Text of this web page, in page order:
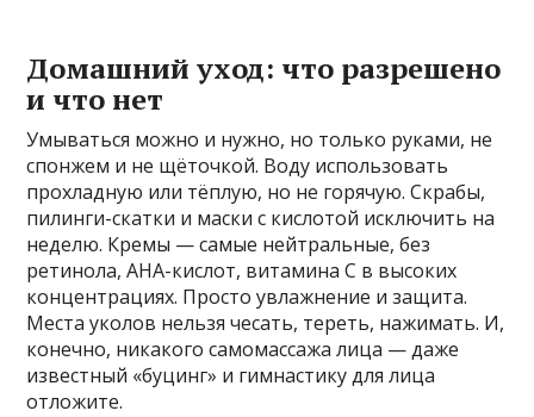
Домашний уход: что разрешено
и что нет
Умываться можно и нужно, но только руками, не
спонжем и не щёточкой. Воду использовать
прохладную или тёплую, но не горячую. Скрабы,
пилинги-скатки и маски с кислотой исключить на
неделю. Кремы — самые нейтральные, без
ретинола, AHA-кислот, витамина С в высоких
концентрациях. Просто увлажнение и защита.
Места уколов нельзя чесать, тереть, нажимать. И,
конечно, никакого самомассажа лица — даже
известный «буцинг» и гимнастику для лица
отложите.